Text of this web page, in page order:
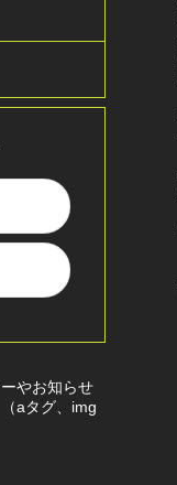
やお知らせ
aタグ、img